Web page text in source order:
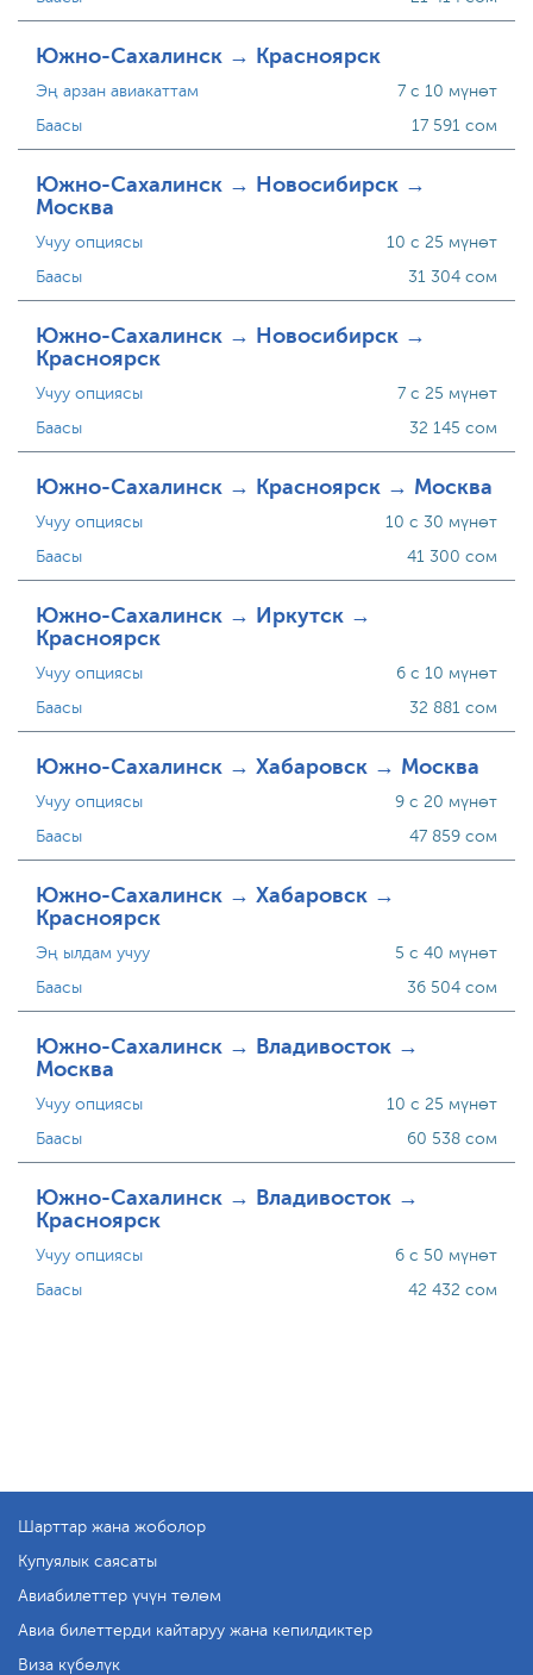
Южно-Сахалинск → Красноярск
Эң арзан авиакаттам
Баасы
7 с 10 мүнөт
17 591 сом
Южно-Сахалинск → Новосибирск →
Москва
Учуу опциясы
Баасы
10 с 25 мүнөт
31 304 сом
Южно-Сахалинск → Новосибирск →
Красноярск
Учуу опциясы
Баасы
7 с 25 мүнөт
32 145 сом
Южно-Сахалинск → Красноярск → Москва
Учуу опциясы
Баасы
10 с 30 мүнөт
41 300 сом
Южно-Сахалинск → Иркутск →
Красноярск
Учуу опциясы
Баасы
6 с 10 мүнөт
32 881 сом
Южно-Сахалинск → Хабаровск → Москва
Учуу опциясы
Баасы
9 с 20 мүнөт
47 859 сом
Южно-Сахалинск → Хабаровск →
Красноярск
Эң ылдам учуу
Баасы
5 с 40 мүнөт
36 504 сом
Южно-Сахалинск → Владивосток →
Москва
Учуу опциясы
Баасы
10 с 25 мүнөт
60 538 сом
Южно-Сахалинск → Владивосток →
Красноярск
Учуу опциясы
Баасы
6 с 50 мүнөт
42 432 сом
Шарттар жана жоболор
Купуялык саясаты
Авиабилеттер үчүн төлөм
Авиа билеттерди кайтаруу жана кепилдиктер
Виза күбөлүк